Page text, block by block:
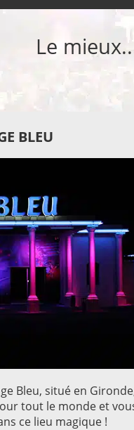
Le
BLEU
Bleu, situé en
tout le monde et
ce lieu magique !